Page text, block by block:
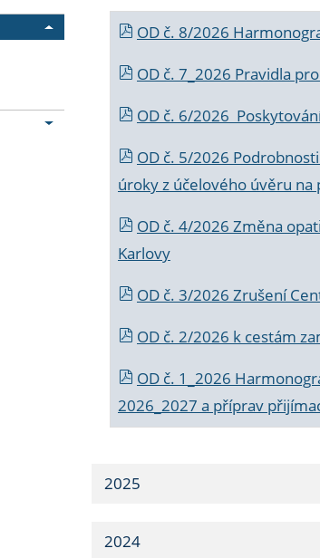
OD č. 8/2026
OD č. 7_2026 Pravidla
OD č. 6/2026
OD č. 5/2026
úroky z účelového úvěru
OD č. 4/2026 Změna
Karlovy
OD č. 3/2026 Zrušení
OD č. 2/2026 k cestám
OD č. 1_2026
2026_2027 a příprav
2025
2024